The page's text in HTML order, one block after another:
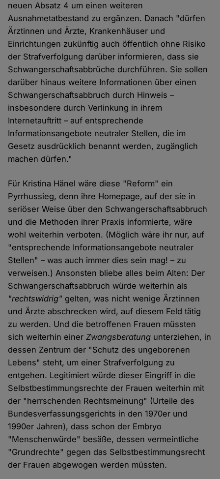
neuen Absatz 4 um einen weiteren
Ausnahmetatbestand zu ergänzen. Danach "dürfen
Ärztinnen und Ärzte, Krankenhäuser und
Einrichtungen zukünftig auch öffentlich ohne Risiko
der Strafverfolgung darüber informieren, dass sie
Schwangerschaftsabbrüche durchführen. Sie sollen
darüber hinaus weitere Informationen über einen
Schwangerschaftsabbruch durch Hinweis –
insbesondere durch Verlinkung in ihrem
Internetauftritt – auf entsprechende
Informationsangebote neutraler Stellen, die im
Gesetz ausdrücklich benannt werden, zugänglich
machen dürfen."
Für Kristina Hänel wäre diese "Reform" ein
Pyrrhussieg, denn ihre Homepage, auf der sie in
seriöser Weise über den Schwangerschaftsabbruch
und die Methoden ihrer Praxis informierte, wäre
wohl weiterhin verboten. (Möglich wäre ihr nur, auf
"entsprechende Informationsangebote neutraler
Stellen" – was auch immer dies sein mag! – zu
verweisen.) Ansonsten bliebe alles beim Alten: Der
Schwangerschaftsabbruch würde weiterhin als
"rechtswidrig" gelten, was nicht wenige Ärztinnen
und Ärzte abschrecken wird, auf diesem Feld tätig
zu werden. Und die betroffenen Frauen müssten
sich weiterhin einerZwangsberatung unterziehen, in
dessen Zentrum der "Schutz des ungeborenen
Lebens" steht, um einer Strafverfolgung zu
entgehen. Legitimiert würde dieser Eingriff in die
Selbstbestimmungsrechte der Frauen weiterhin mit
der "herrschenden Rechtsmeinung" (Urteile des
Bundesverfassungsgerichts in den 1970er und
1990er Jahren), dass schon der Embryo
"Menschenwürde" besäße, dessen vermeintliche
"Grundrechte" gegen das Selbstbestimmungsrecht
der Frauen abgewogen werden müssten.